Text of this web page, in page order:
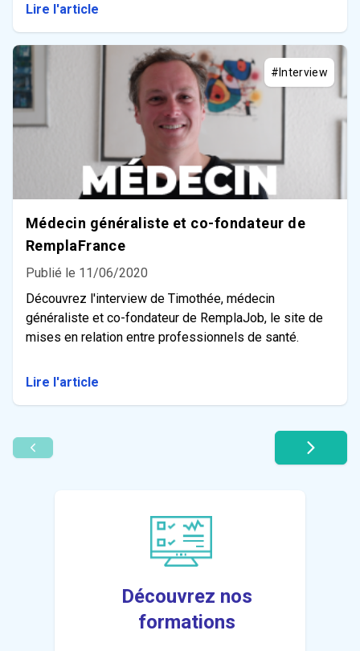
Lire l'article
#Interview
Médecin généraliste et co-fondateur de
RemplaFrance
Publié le 11/06/2020
Découvrez l'interview de Timothée, médecin
généraliste et co-fondateur de RemplaJob, le site de
mises en relation entre professionnels de santé.
Lire l'article
Découvrez nos
formations